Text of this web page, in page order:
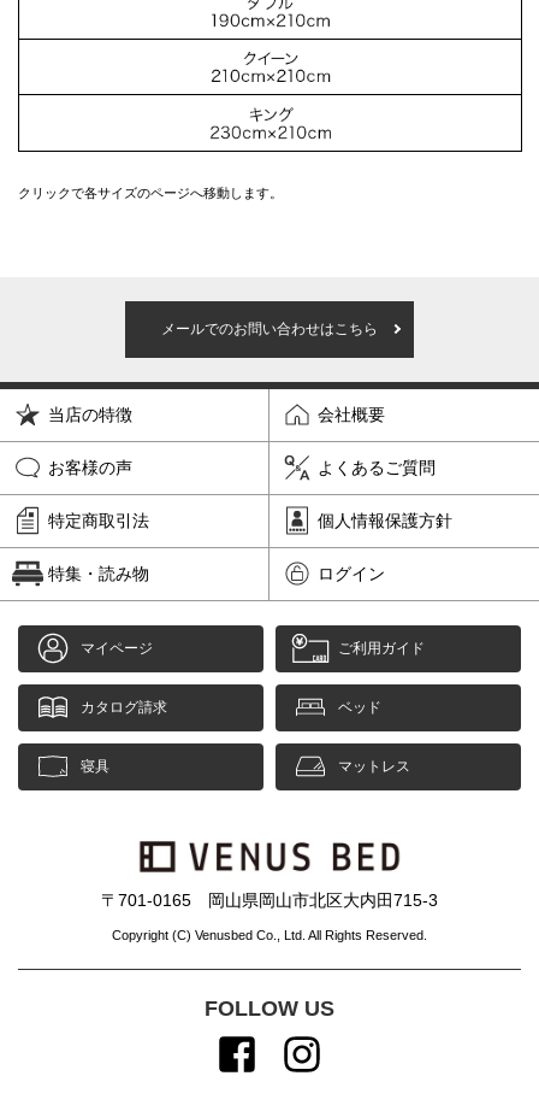
クリックで各サイズのページへ移動します。
メールでのお問い合わせはこちら
当店の特徴 会社概要
お客様の声 よくあるご質問
特定商取引法 個人情報保護方針
特集・読み物 ログイン
マイページ ご利用ガイド
カタログ請求 ベッド
寝具 マットレス
〒701-0165 岡山県岡山市北区大内田715-3
Copyright (C) Venusbed Co., Ltd. All Rights Reserved.
FOLLOW US